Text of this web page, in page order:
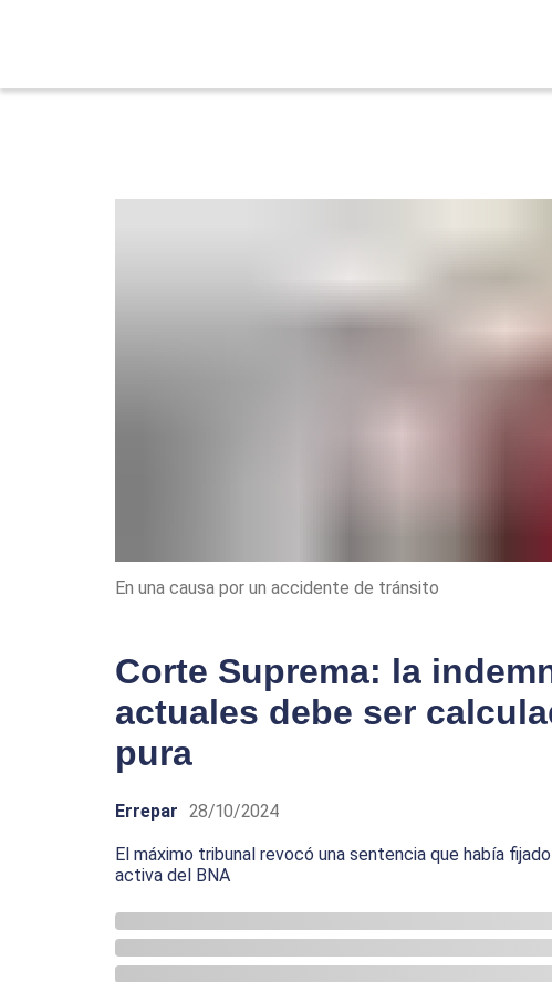
En una causa por un accidente de tránsito
Corte Suprema: la
actuales debe ser
pura
Errepar 28/10/2024
El máximo tribunal revocó una sentencia que había
activa del BNA